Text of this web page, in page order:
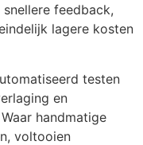
feedback,
lagere kosten
testen
en
handmatige
voltooien